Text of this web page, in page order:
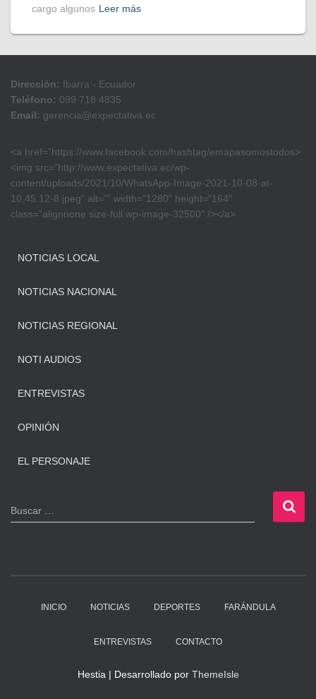
cargo algunos Leer más
Dirección: Ibarra - Ecuador
Teléfono: 099 718 4835
Email: gerencia@expectativa.ec
<a href=”https://www.facebook.com/hashtag/emapasomostodos>
<img src=”http://www.expectativa.ec/wp-
content/uploads/2021/10/WhatsApp-Image-2021-10-08-at-
10.45.12-8.jpeg” alt=”” width=”1280″ height=”164″
class=”alignnone size-full wp-image-32500″ /></a>
NOTICIAS LOCAL
NOTICIAS NACIONAL
NOTICIAS REGIONAL
NOTI AUDIOS
ENTREVISTAS
OPINIÓN
EL PERSONAJE
B
u
Buscar …
INICIO NOTICIAS DEPORTES FARÁNDULA
ENTREVISTAS CONTACTO
Hestia | Desarrollado por ThemeIsle